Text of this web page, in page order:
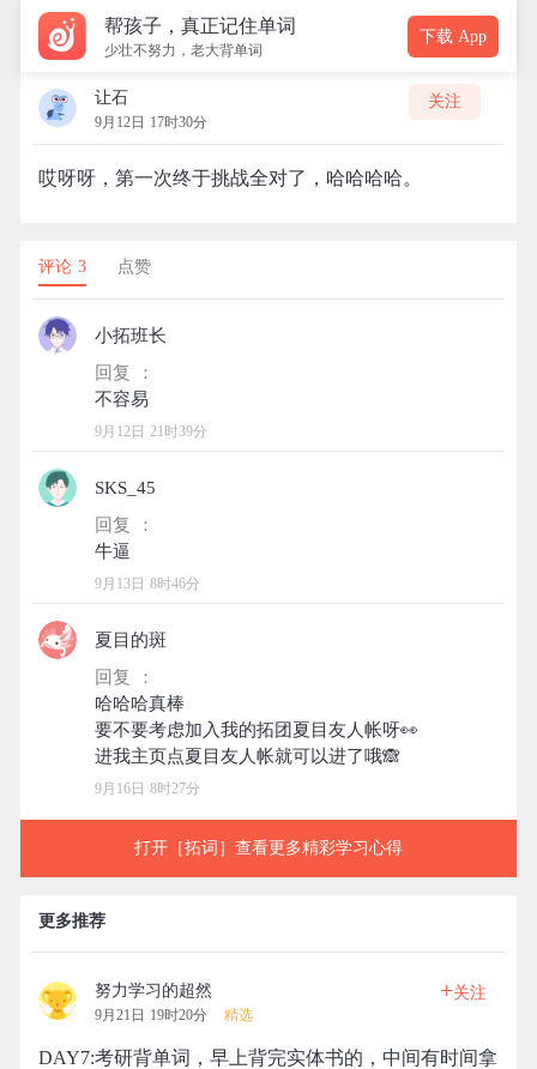
帮孩子，真正记住单词
少壮不努力，老大背单词
下载 App
让石
9月12日 17时30分
关注
哎呀呀，第一次终于挑战全对了，哈哈哈哈。
评论 3 点赞
小拓班长
回复 ：
9月12日 21时39分
SKS_45
回复 ：
9月13日 8时46分
夏目的斑
回复 ：
哈哈哈真棒
要不要考虑加入我的拓团夏目友人帐呀👀
9月16日 8时27分
打开［拓词］查看更多精彩学习心得
更多推荐
努力学习的超然
9月21日 19时20分 精选
+关注
DAY7:考研背单词，早上背完实体书的，中间有时间拿